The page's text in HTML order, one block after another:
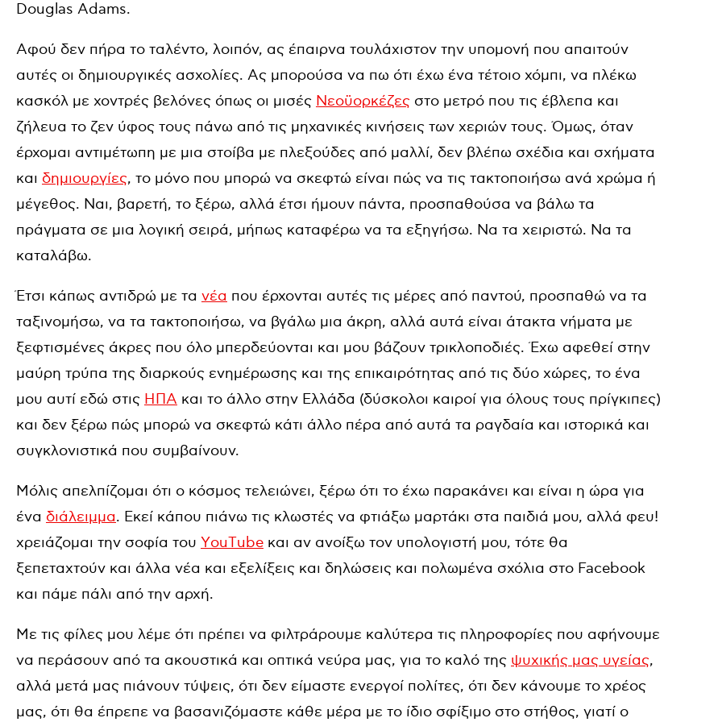
Douglas Adams.
Αφού δεν πήρα το ταλέντο, λοιπόν, ας έπαιρνα τουλάχιστον την υπομονή που απαιτούν
αυτές οι δημιουργικές ασχολίες. Ας μπορούσα να πω ότι έχω ένα τέτοιο χόμπι, να πλέκω
κασκόλ με χοντρές βελόνες όπως οι μισές Νεοϋορκέζες στο μετρό που τις έβλεπα και
ζήλευα το ζεν ύφος τους πάνω από τις μηχανικές κινήσεις των χεριών τους. Όμως, όταν
έρχομαι αντιμέτωπη με μια στοίβα με πλεξούδες από μαλλί, δεν βλέπω σχέδια και σχήματα
και δημιουργίες, το μόνο που μπορώ να σκεφτώ είναι πώς να τις τακτοποιήσω ανά χρώμα ή
μέγεθος. Ναι, βαρετή, το ξέρω, αλλά έτσι ήμουν πάντα, προσπαθούσα να βάλω τα
πράγματα σε μια λογική σειρά, μήπως καταφέρω να τα εξηγήσω. Να τα χειριστώ. Να τα
καταλάβω.
Έτσι κάπως αντιδρώ με τα νέα που έρχονται αυτές τις μέρες από παντού, προσπαθώ να τα
ταξινομήσω, να τα τακτοποιήσω, να βγάλω μια άκρη, αλλά αυτά είναι άτακτα νήματα με
ξεφτισμένες άκρες που όλο μπερδεύονται και μου βάζουν τρικλοποδιές. Έχω αφεθεί στην
μαύρη τρύπα της διαρκούς ενημέρωσης και της επικαιρότητας από τις δύο χώρες, το ένα
μου αυτί εδώ στις ΗΠΑ και το άλλο στην Ελλάδα (δύσκολοι καιροί για όλους τους πρίγκιπες)
και δεν ξέρω πώς μπορώ να σκεφτώ κάτι άλλο πέρα από αυτά τα ραγδαία και ιστορικά και
συγκλονιστικά που συμβαίνουν.
Μόλις απελπίζομαι ότι ο κόσμος τελειώνει, ξέρω ότι το έχω παρακάνει και είναι η ώρα για
ένα διάλειμμα. Εκεί κάπου πιάνω τις κλωστές να φτιάξω μαρτάκι στα παιδιά μου, αλλά φευ!
χρειάζομαι την σοφία του ΥouΤube και αν ανοίξω τον υπολογιστή μου, τότε θα
ξεπεταχτούν και άλλα νέα και εξελίξεις και δηλώσεις και πολωμένα σχόλια στο Facebook
και πάμε πάλι από την αρχή.
Με τις φίλες μου λέμε ότι πρέπει να φιλτράρουμε καλύτερα τις πληροφορίες που αφήνουμε
να περάσουν από τα ακουστικά και οπτικά νεύρα μας, για το καλό της ψυχικής μας υγείας,
αλλά μετά μας πιάνουν τύψεις, ότι δεν είμαστε ενεργοί πολίτες, ότι δεν κάνουμε το χρέος
μας, ότι θα έπρεπε να βασανιζόμαστε κάθε μέρα με το ίδιο σφίξιμο στο στήθος, γιατί ο